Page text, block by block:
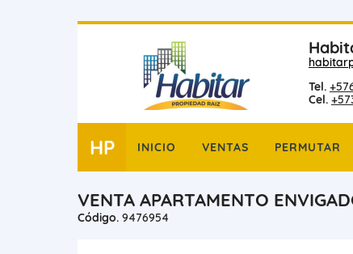
Tel.
Cel.
HP INICIO VENTAS PERMUTAR
VENTA APARTAMENTO
Código. 9476954